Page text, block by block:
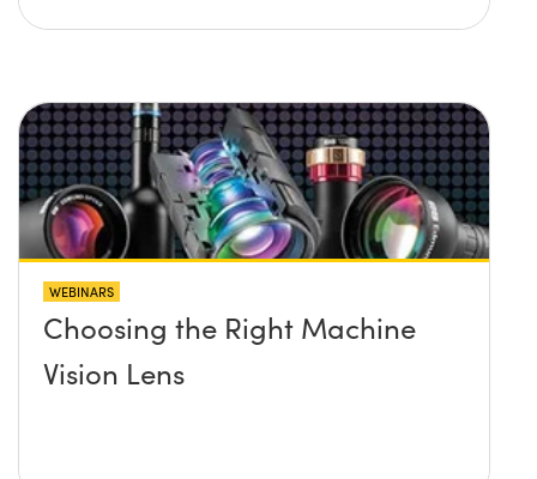
WEBINARS
Choosing the Right Machine
Vision Lens